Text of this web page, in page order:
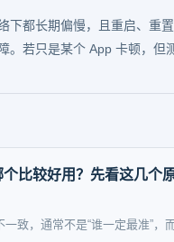
下都长期偏慢，且重启、重
。若只是某个 App 卡顿，
比较好用？先看这几个
致，通常不是“谁一定最准”，